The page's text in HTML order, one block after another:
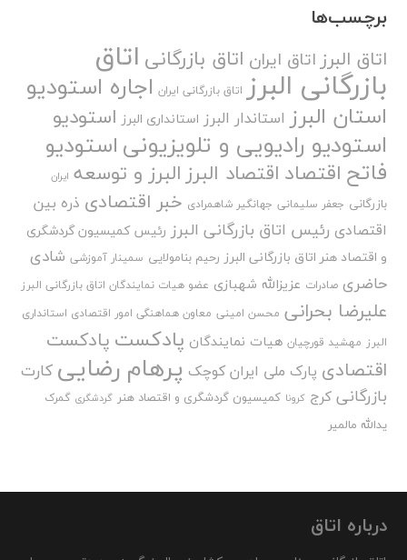
برچسب‌ها
اتاق البرزاتاق ایران اتاق بازرگانی اتاق
بازرگانی البرز اتاق بازرگانی ایران اجاره استودیو
استان البرز استاندار البرز استانداری البرز استودیو
استودیو رادیویی و تلویزیونیاستودیو
فاتح اقتصاد اقتصاد البرزالبرز و توسعه ایران
بازرگانی جعفر سلیمانی جهانگیر شاهمرادی خبر اقتصادی ذره بین
اقتصادی رئیس اتاق بازرگانی البرز رئیس کمیسیون گردشگری
و اقتصاد هنر اتاق بازرگانی البرز رحیم بنامولایی سمینار آموزشی شادی
حاضری صادرات عزیزالله شهبازی عضو هیات نمایندگان اتاق بازرگانی البرز
علیرضا بحرانی محسن امینی معاون هماهنگی امور اقتصادی استانداری
البرز مهشید قورچیان هیات نمایندگان پادکست پادکست
اقتصادی پارک ملی ایران کوچک پرهام رضایی کارت
بازرگانی کرج کرونا کمیسیون گردشگری و اقتصاد هنر گردشگری گمرک
یدالله مالمیر
درباره اتاق